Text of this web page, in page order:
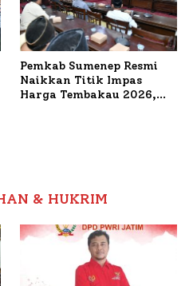
Pemkab Sumenep Resmi
Naikkan Titik Impas
Harga Tembakau 2026,
& HUKRIM